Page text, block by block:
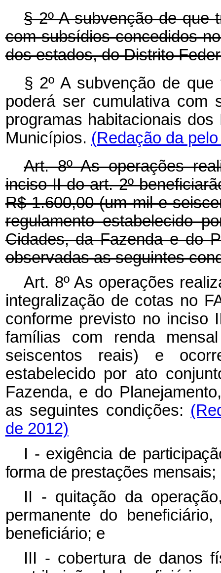
§ 2º A subvenção de que
com subsídios concedidos
dos estados, do Distrito
§ 2º A subvenção de
poderá ser cumulativa com
programas habitacionais
Municípios. (Redação da
Art. 8º As operações
inciso II do art. 2º
R$ 1.600,00 (um mil e
regulamento estabelecido
Cidades, da Fazenda e do
observadas as seguintes
Art. 8º As operações
integralização de cotas no
conforme previsto no inciso
famílias com renda
seiscentos reais) e
estabelecido por ato
Fazenda, e do
as seguintes condições:
de 2012)
I - exigência de
forma de prestações mensais;
II - quitação da
permanente do
beneficiário; e
III - cobertura de danos